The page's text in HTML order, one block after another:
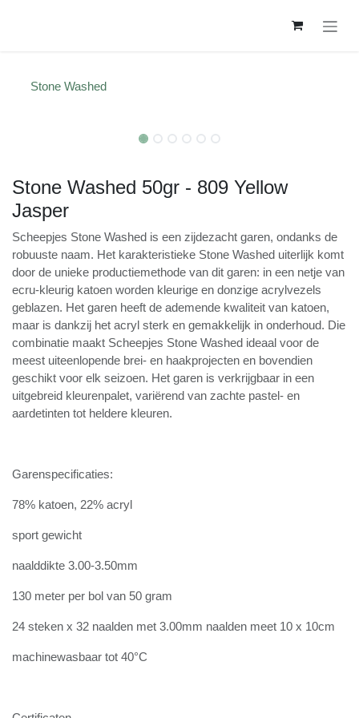
Stone Washed
Stone Washed 50gr - 809 Yellow
Jasper
Scheepjes Stone Washed is een zijdezacht garen,
ondanks de robuuste naam. Het karakteristieke Stone
Washed uiterlijk komt door de unieke
productiemethode van dit garen: in een netje van ecru-
kleurig katoen worden kleurige en donzige acrylvezels
geblazen. Het garen heeft de ademende kwaliteit van
katoen, maar is dankzij het acryl sterk en gemakkelijk in
onderhoud. Die combinatie maakt Scheepjes Stone
Washed ideaal voor de meest uiteenlopende brei- en
haakprojecten en bovendien geschikt voor elk seizoen.
Het garen is verkrijgbaar in een uitgebreid kleurenpalet,
Garenspecificaties:
78% katoen, 22% acryl
sport gewicht
naalddikte 3.00-3.50mm
130 meter per bol van 50 gram
24 steken x 32 naalden met 3.00mm naalden meet 10 x
machinewasbaar tot 40°C